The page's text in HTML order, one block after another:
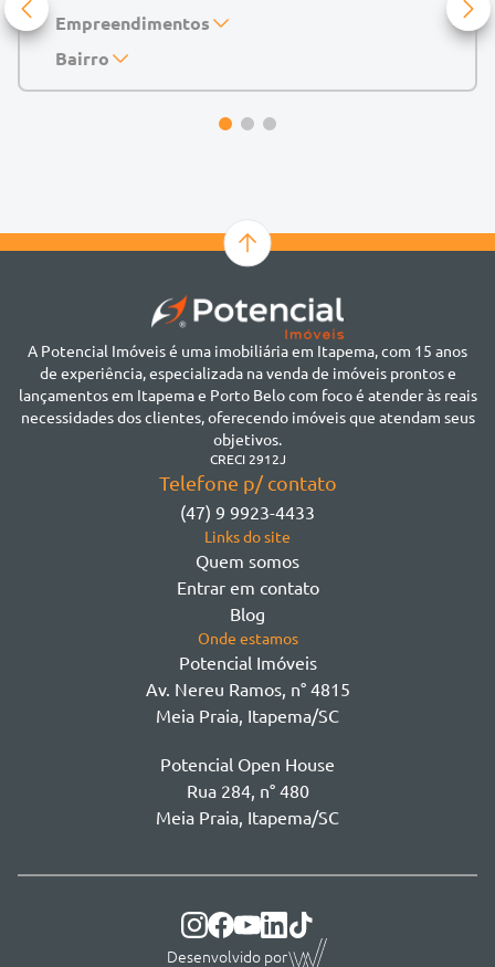
Apartamento
Casa
Geminado
Terreno
Empreendimentos
143 Mayfair Home Boutique
Accendis Home Living
Bairro
Alto do São Bento
Canto da Praia
Ilhota
Jardim Praia Mar
Meia Praia
Morretes - Zona 3
Sertão do Trombudo
Taboleiro dos Oliveiras
Tabuleiro Das Oliveiras
A Potencial Imóveis é uma imobiliária em Itapema, com 15 anos
de experiência, especializada na venda de imóveis prontos e
lançamentos em Itapema e Porto Belo com foco é atender às reais
necessidades dos clientes, oferecendo imóveis que atendam seus
objetivos.
CRECI 2912J
Telefone p/ contato
(47) 9 9923-4433
Links do site
Quem somos
Entrar em contato
Blog
Onde estamos
Potencial Imóveis
Av. Nereu Ramos, n° 4815
Meia Praia, Itapema/SC
Potencial Open House
Rua 284, n° 480
Meia Praia, Itapema/SC
Desenvolvido por